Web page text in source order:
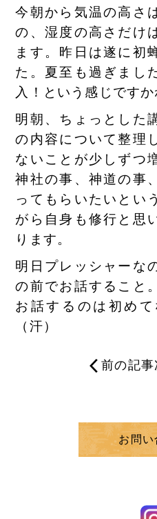
今朝から気温の高さ
の、湿度の高さだけ
ます。昨日は遂に初
た。夏至も過ぎまし
入！という感じですか
明朝、ちょっとした
の内容について整理
ないことが少しずつ
神社の事、神道の事
ってもらいたいとい
がら自身も修行と思
ります。
明日プレッシャーな
の前でお話すること
お話するのは初めて
（汗）
前の記事
お問い